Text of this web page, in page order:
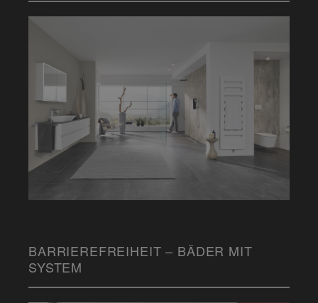
BARRIEREFREIHEIT – BÄDER MIT
SYSTEM